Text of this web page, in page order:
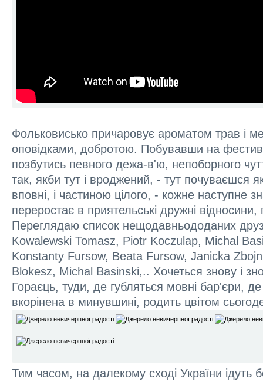
Фольковисько причаровує ароматом трав і
оповідками, добротою. Побувавши на
позбутись певного дежа-в'ю, непоборного
так, якби тут і вроджений, - тут почуваєшся
вповні, і частиною цілого, - кожне наступне
переростає в приятельські дружні
Переглядаю список нещодавньододаних
Kowalewski Tomasz, Piotr Koczulap, Michal
Konstanty Fursow, Beata Fursow, Janicka
Blokesz, Michal Basinski,.. Хочеться знову і
Гораєць, туди, де губляться мовні бар'єри, де
вкорінена в минувшині, родить цвітом
Тим часом, на далекому сході України ідуть